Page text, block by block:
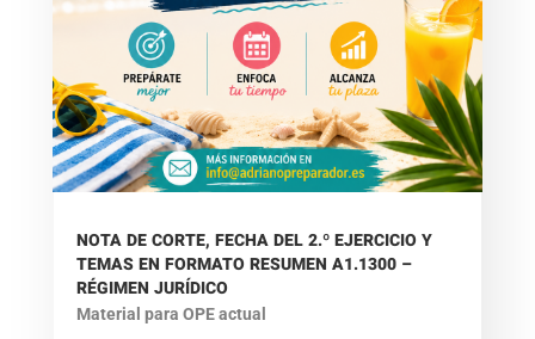
NOTA DE CORTE, FECHA DEL 2.º EJERCICIO Y
TEMAS EN FORMATO RESUMEN A1.1300 –
RÉGIMEN JURÍDICO
Material para OPE actual